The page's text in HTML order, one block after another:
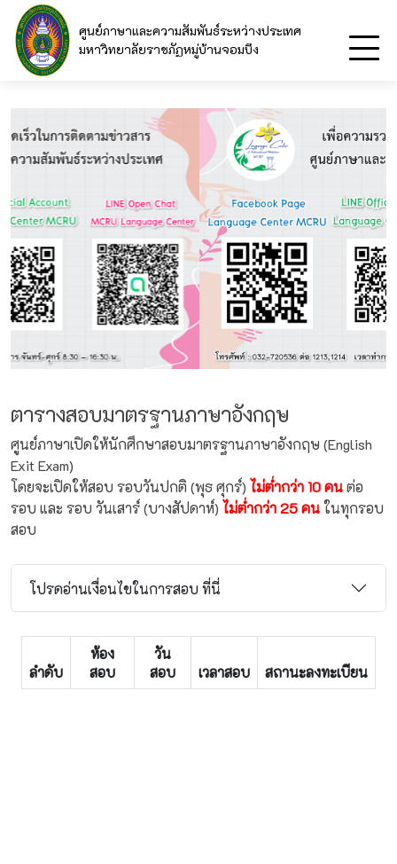
ศูนย์ภาษาและความสัมพันธ์ระหว่างประเทศ
มหาวิทยาลัยราชภัฏหมู่บ้านจอมบึง
ตารางสอบมาตรฐานภาษาอังกฤษ
ศูนย์ภาษาเปิดให้นักศึกษาสอบมาตรฐานภาษาอังกฤษ (English
Exit Exam)
โดยจะเปิดให้สอบ รอบวันปกติ (พุธ ศุกร์) ไม่ต่ำกว่า 10 คนต่อ
รอบ และ รอบ วันเสาร์ (บางสัปดาห์) ไม่ต่ำกว่า 25 คนในทุกรอบ
สอบ
โปรดอ่านเงื่อนไขในการสอบ ที่นี่